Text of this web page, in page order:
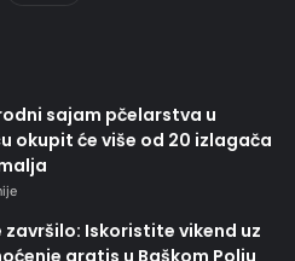
sajam pčelarstva u
okupit će više od 20 izlagača
završilo: Iskoristite vikend uz